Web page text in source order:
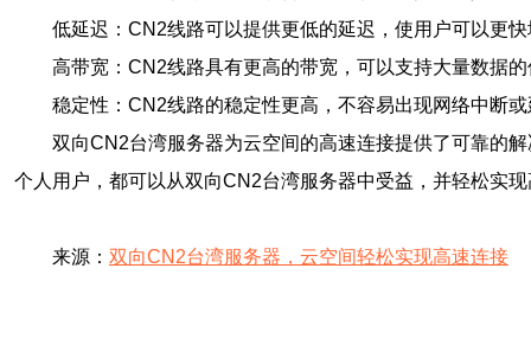
低延迟：CN2线路可以提供更低的延迟，使用户可以更
高带宽：CN2线路具有更高的带宽，可以支持大量数据
稳定性：CN2线路的稳定性更高，不容易出现网络中断
双向CN2台湾服务器为云空间的高速连接提供了可靠的
个人用户，都可以从双向CN2台湾服务器中受益，并轻松实
来源： 双向CN2台湾服务器，云空间轻松实现高速连接